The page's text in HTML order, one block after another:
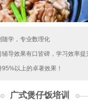
随学，专业数理化
辅导效果有口皆碑，学习效率提
以上的卓著效果！
广式煲仔饭培训